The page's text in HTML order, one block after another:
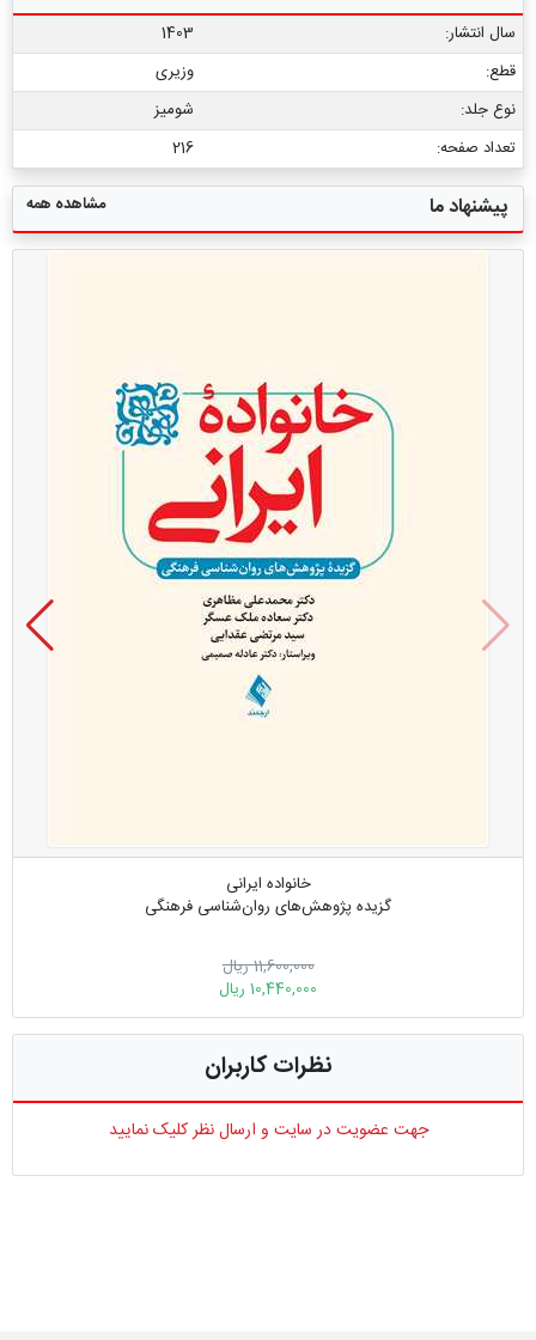
سال انتشار:
1403
قطع:
وزیری
نوع جلد:
شومیز
تعداد صفحه:
216
پیشنهاد ما مشاهده همه
خانواده ایرانی
گزیده پژوهش‌های روان‌شناسی فرهنگی‎
11,600,000 ریال
10,440,000 ریال
نظرات کاربران
جهت عضویت در سایت و ارسال نظر کلیک نمایید